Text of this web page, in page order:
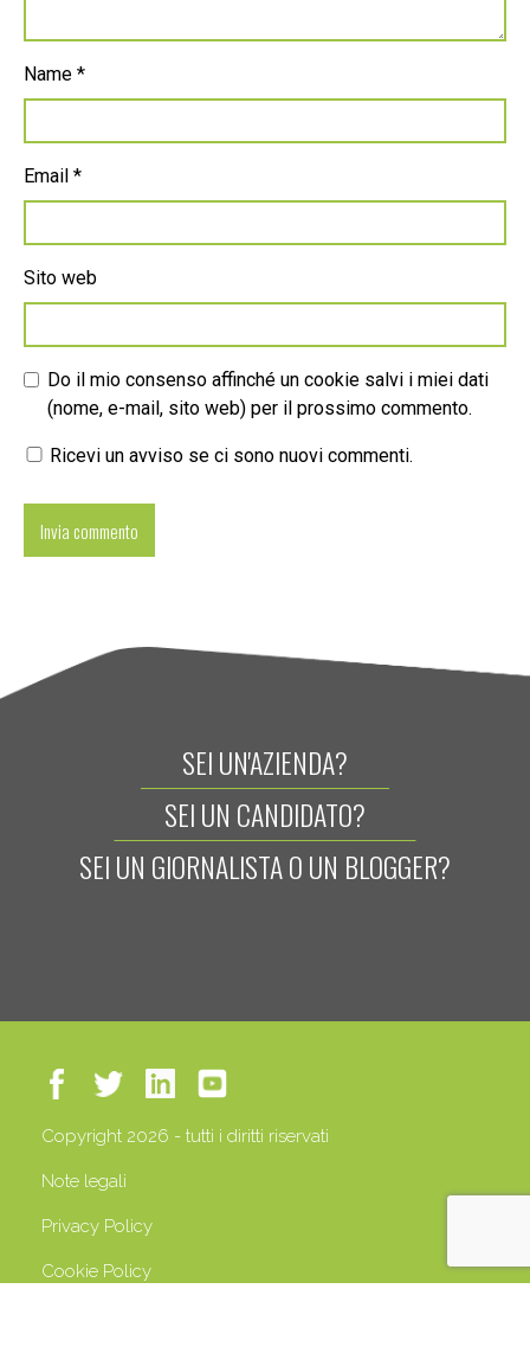
Name *
Email *
Sito web
Do il mio consenso affinché un cookie salvi i miei dati
(nome, e-mail, sito web) per il prossimo commento.
Ricevi un avviso se ci sono nuovi commenti.
SEI UN'AZIENDA?
SEI UN CANDIDATO?
SEI UN GIORNALISTA O UN BLOGGER?
Copyright 2026 - tutti i diritti riservati
Note legali
Privacy Policy
Cookie Policy